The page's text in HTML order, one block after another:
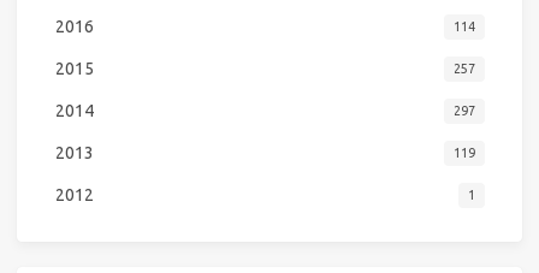
2016 114
2015 257
2014 297
2013 119
2012 1